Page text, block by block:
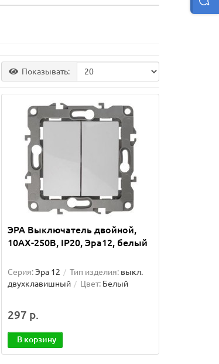
Показывать:
ЭРА Выключатель двойной,
10АХ-250В, IP20, Эра12, белый
Серия:Эра 12 Тип изделия: выкл.
двухклавишный
Цвет: Белый
297 р.
В корзину